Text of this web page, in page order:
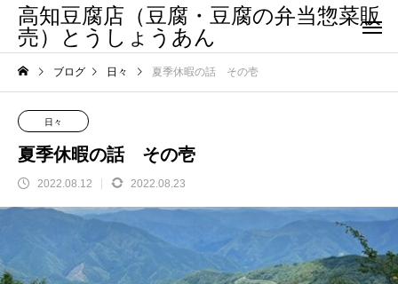
高知豆腐店（豆腐・豆腐の弁当惣菜販
売）とうしょうあん
ブログ 日々 夏季休暇の話 その壱
日々
夏季休暇の話 その壱
2022.08.12 2022.08.23